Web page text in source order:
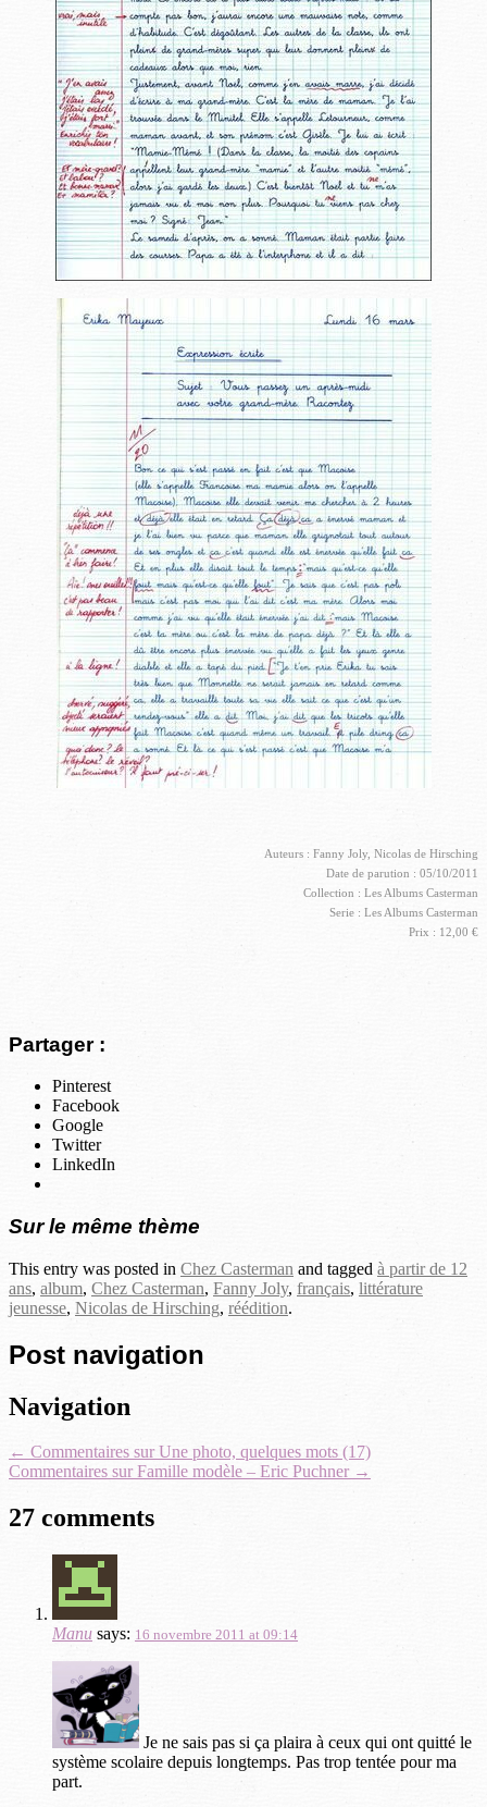
Auteurs : Fanny Joly, Nicolas de Hirsching
Date de parution : 05/10/2011
Collection : Les Albums Casterman
Serie : Les Albums Casterman
Prix : 12,00 €
Partager :
Pinterest
Facebook
Google
Twitter
LinkedIn
Sur le même thème
This entry was posted in Chez Casterman and tagged à partir de 12
ans, album, Chez Casterman, Fanny Joly, français, littérature
jeunesse, Nicolas de Hirsching, réédition.
Post navigation
Navigation
← Commentaires sur Une photo, quelques mots (17)
Commentaires sur Famille modèle – Eric Puchner →
27 comments
Manu says: 16 novembre 2011 at 09:14
Je ne sais pas si ça plaira à ceux qui ont quitté le
système scolaire depuis longtemps. Pas trop tentée pour ma
part.